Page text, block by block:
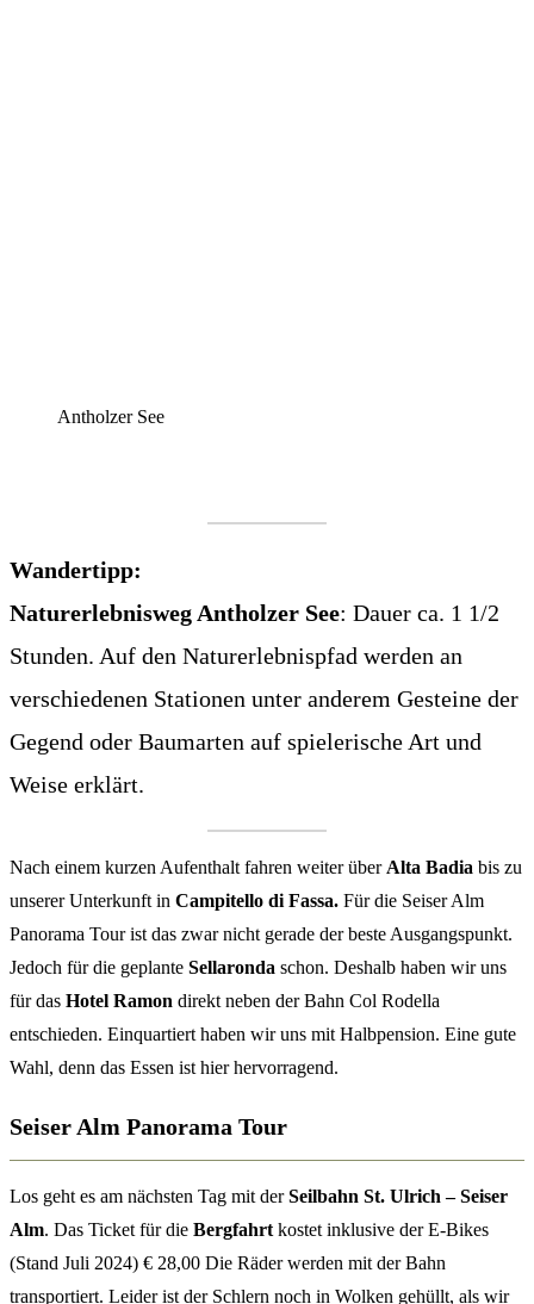
Antholzer See
Wandertipp:
Naturerlebnisweg Antholzer See: Dauer ca. 1 1/2
Stunden. Auf den Naturerlebnispfad werden an
verschiedenen Stationen unter anderem Gesteine der
Gegend oder Baumarten auf spielerische Art und
Weise erklärt.
Nach einem kurzen Aufenthalt fahren weiter über Alta Badia bis zu
unserer Unterkunft in Campitello di Fassa. Für die Seiser Alm
Panorama Tour ist das zwar nicht gerade der beste Ausgangspunkt.
Jedoch für die geplante Sellaronda schon. Deshalb haben wir uns
für das Hotel Ramon direkt neben der Bahn Col Rodella
entschieden. Einquartiert haben wir uns mit Halbpension. Eine gute
Wahl, denn das Essen ist hier hervorragend.
Seiser Alm Panorama Tour
Los geht es am nächsten Tag mit derSeilbahn St. Ulrich – Seiser
Alm. Das Ticket für die Bergfahrt kostet inklusive der E-Bikes
(Stand Juli 2024) € 28,00 Die Räder werden mit der Bahn
transportiert. Leider ist der Schlern noch in Wolken gehüllt, als wir